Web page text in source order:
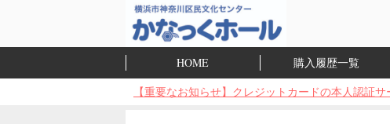
HOME 購入履歴一覧
【重要なお知らせ】クレジットカードの本人認証